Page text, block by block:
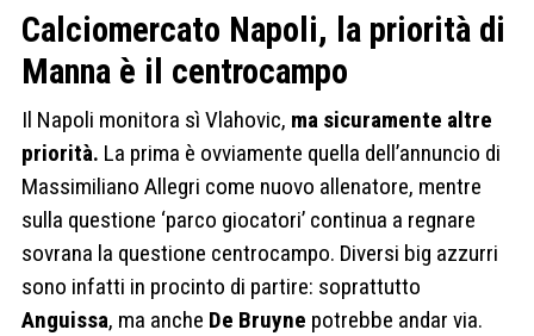
Calciomercato Napoli, la priorità di
Manna è il centrocampo
Il Napoli monitora sì Vlahovic, ma sicuramente altre
priorità. La prima è ovviamente quella dell’annuncio di
Massimiliano Allegri come nuovo allenatore, mentre
sulla questione ‘parco giocatori’ continua a regnare
sovrana la questione centrocampo. Diversi big azzurri
sono infatti in procinto di partire: soprattutto
Anguissa, ma anche De Bruyne potrebbe andar via.